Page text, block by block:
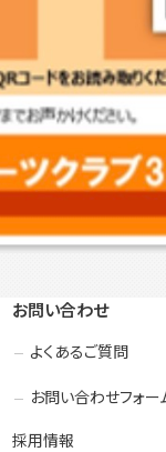
お問い合わせ
よくあるご質問
お問い合わせフォー
採用情報